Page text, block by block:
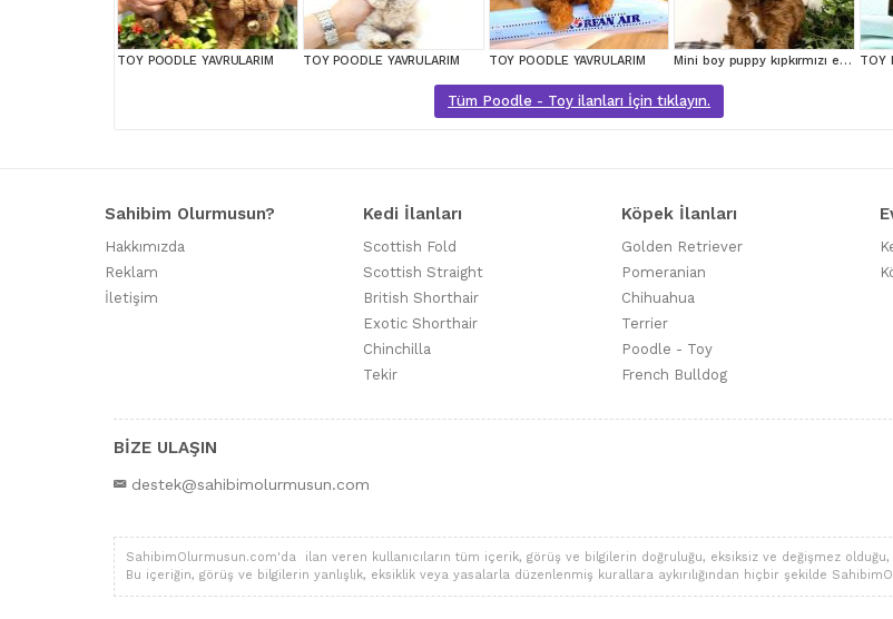
TOY POODLE YAVRULARIM TOY POODLE YAVRULARIM TOY POODLE YAVRULARIM Mini boy puppy kıpkırmızı ev üretimi TOOY POODLE TOY
Tüm Poodle - Toy ilanları İçin tıklayın.
Sahibim Olurmusun?
Hakkımızda
Reklam
İletişim
Kedi İlanları
Scottish Fold
Scottish Straight
British Shorthair
Exotic Shorthair
Chinchilla
Tekir
Köpek İlanları
Golden Retriever
Pomeranian
Chihuahua
Terrier
Poodle - Toy
French Bulldog
BİZE ULAŞIN
destek@sahibimolurmusun.com
SahibimOlurmusun.com'da ilan veren kullanıcıların tüm içerik, görüş ve bilgilerin doğruluğu, eksiksiz ve değişmez
Bu içeriğin, görüş ve bilgilerin yanlışlık, eksiklik veya yasalarla düzenlenmiş kurallara aykırılığından hiçbir şekilde